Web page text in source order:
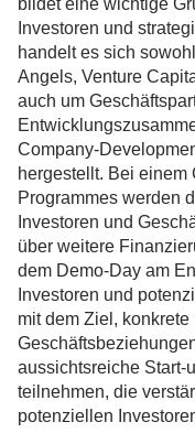
bildet eine wichtige
Investoren und
handelt es sich
Angels, Venture
auch um
Company-
hergestellt. Bei einem
Programmes werden
Investoren und
über weitere
dem Demo-Day am
Investoren und
mit dem Ziel,
aussichtsreiche Start-
teilnehmen, die
potenziellen